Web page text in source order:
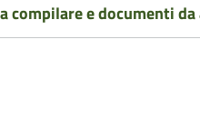
compilare e documenti